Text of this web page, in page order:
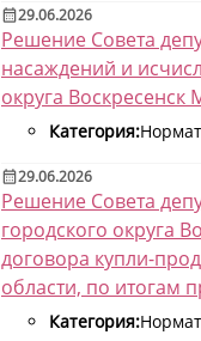
29.06.2026
Решение Совета
насаждений и
округа Воскресенск
Категория:
29.06.2026
Решение Совета
городского округа
договора купли-
области, по итогам
Категория: